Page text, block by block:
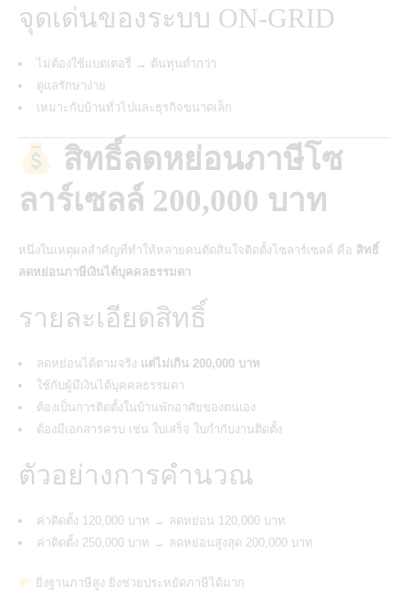
จุดเด่นของระบบ ON-GRID
ไม่ต้องใช้แบตเตอรี่ → ต้นทุนต่ำกว่า
ดูแลรักษาง่าย
เหมาะกับบ้านทั่วไปและธุรกิจขนาดเล็ก
สิทธิ์ลดหย่อนภาษีโซ
ลาร์เซลล์ 200,000 บาท
หนึ่งในเหตุผลสำคัญที่ทำให้หลายคนตัดสินใจติดตั้งโซลาร์เซลล์ คือ สิทธิ์
ลดหย่อนภาษีเงินได้บุคคลธรรมดา
รายละเอียดสิทธิ์
ลดหย่อนได้ตามจริง แต่ไม่เกิน 200,000 บาท
ใช้กับผู้มีเงินได้บุคคลธรรมดา
ต้องเป็นการติดตั้งในบ้านพักอาศัยของตนเอง
ต้องมีเอกสารครบ เช่น ใบเสร็จ ใบกำกับงานติดตั้ง
ตัวอย่างการคำนวณ
ค่าติดตั้ง 120,000 บาท → ลดหย่อน 120,000 บาท
ค่าติดตั้ง 250,000 บาท → ลดหย่อนสูงสุด 200,000 บาท
ยิ่งฐานภาษีสูง ยิ่งช่วยประหยัดภาษีได้มาก